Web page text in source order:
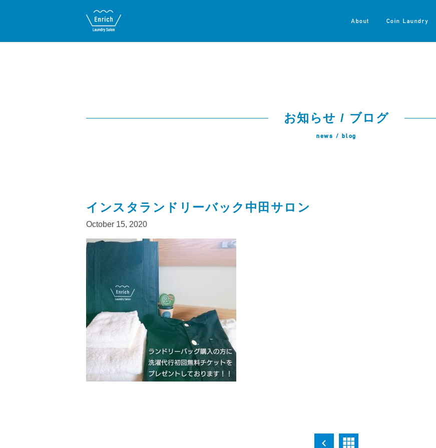
About Coin Laundry
お知らせ / ブログ
news / blog
インスタランドリーバック中田サロン
October 15, 2020